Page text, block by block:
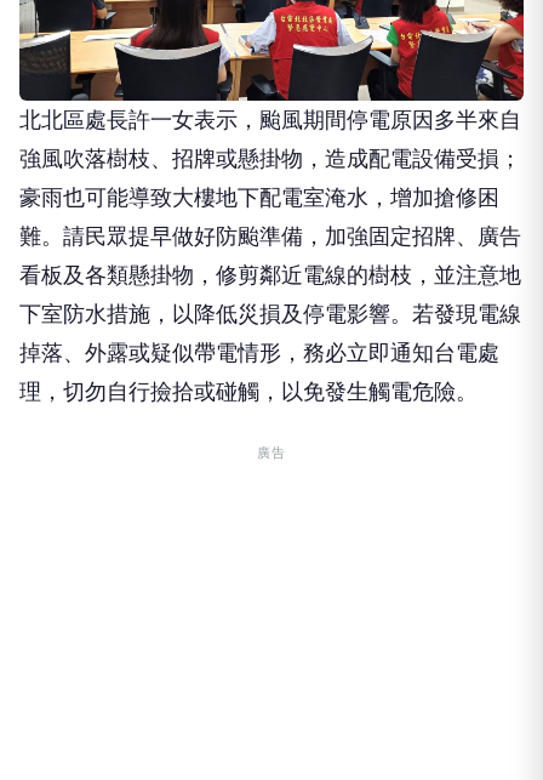
北北區處長許一女表示，颱風期間停電原因多半來自
強風吹落樹枝、招牌或懸掛物，造成配電設備受損；
豪雨也可能導致大樓地下配電室淹水，增加搶修困
難。請民眾提早做好防颱準備，加強固定招牌、廣告
看板及各類懸掛物，修剪鄰近電線的樹枝，並注意地
下室防水措施，以降低災損及停電影響。若發現電線
掉落、外露或疑似帶電情形，務必立即通知台電處
理，切勿自行撿拾或碰觸，以免發生觸電危險。
廣告